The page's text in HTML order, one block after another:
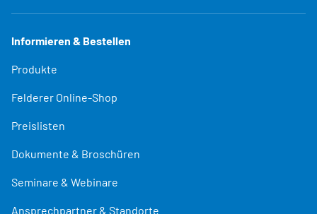
Informieren & Bestellen
Produkte
Felderer Online-Shop
Preislisten
Dokumente & Broschüren
Seminare & Webinare
Ansprechpartner & Standorte